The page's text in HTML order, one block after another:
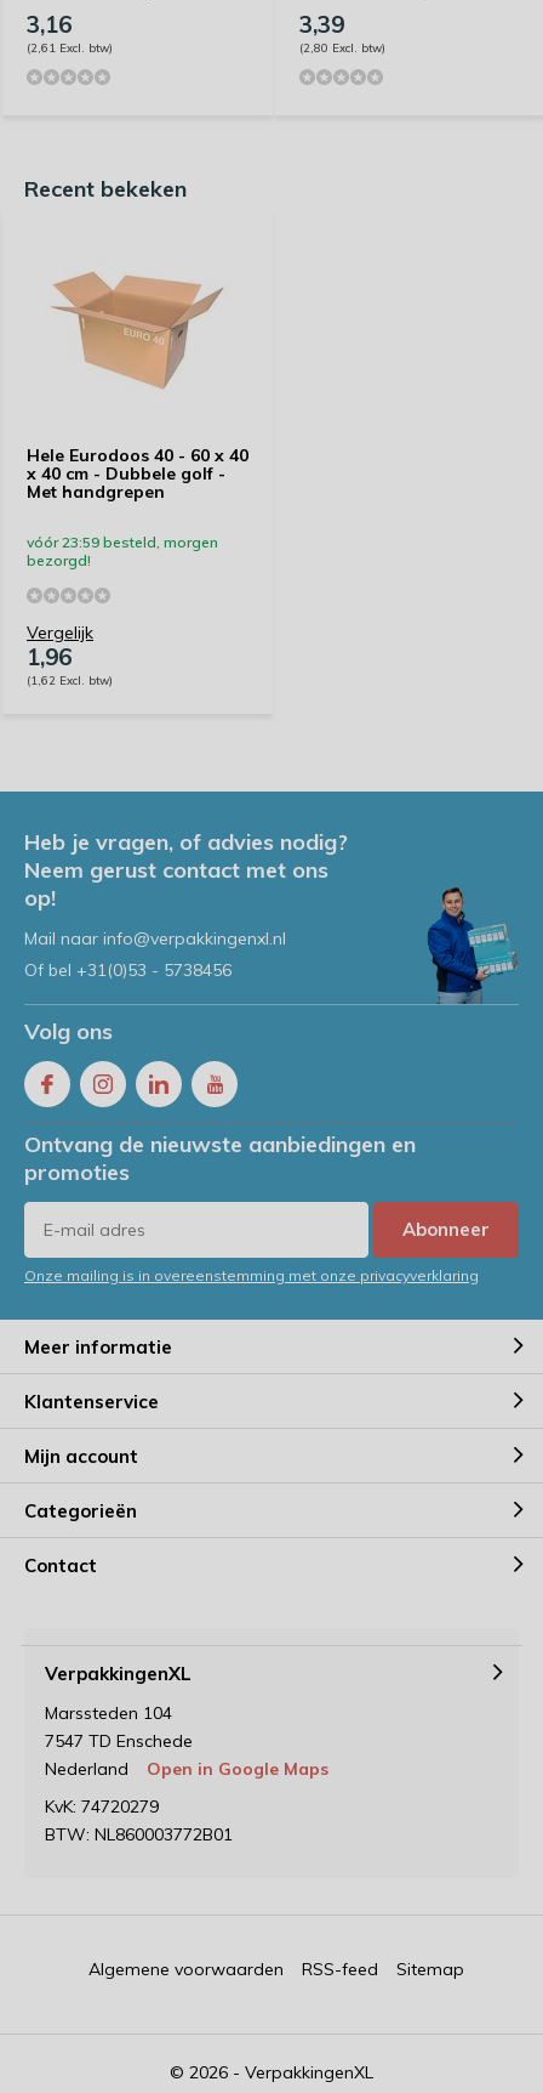
3,16
(2,61 Excl. btw)
3,39
(2,80 Excl. btw)
Recent bekeken
Hele Eurodoos 40 - 60 x 40
x 40 cm - Dubbele golf -
Met handgrepen
vóór 23:59 besteld, morgen
bezorgd!
Vergelijk
1,96
(1,62 Excl. btw)
Heb je vragen, of advies nodig?
Neem gerust contact met ons
op!
Mail naar info@verpakkingenxl.nl
Of bel +31(0)53 - 5738456
Volg ons
Ontvang de nieuwste aanbiedingen en
promoties
Abonneer
Onze mailing is in overeenstemming met onze privacyverklaring
Meer informatie
Klantenservice
Mijn account
Categorieën
Contact
VerpakkingenXL
Marssteden 104
7547 TD Enschede
Nederland
Open in Google Maps
KvK: 74720279
BTW: NL860003772B01
© 2026 - VerpakkingenXL
Algemene voorwaarden RSS-feed Sitemap